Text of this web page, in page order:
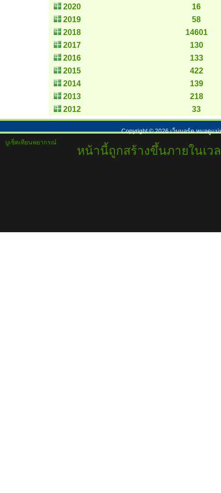
2020
16
2019
58
2018
14601
2017
130
2016
133
2015
422
2014
139
2013
218
2012
33
Copyright ©2026เว็บบอร์ด หมอดูแม่
บูเช็คเทียนพยากรณ์
หน้านี้ถูกสร้างขึ้นภายในเว